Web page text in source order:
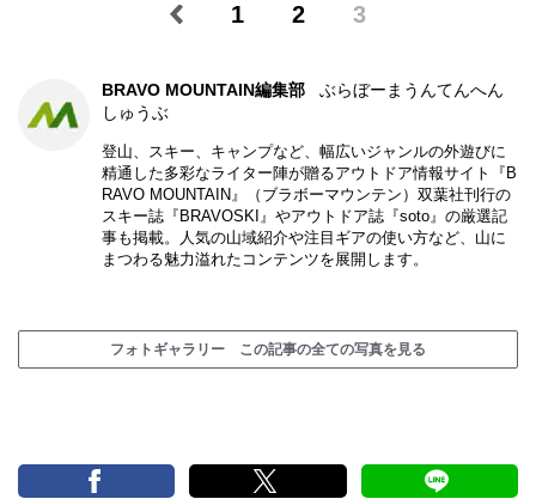
1 2 3
BRAVO MOUNTAIN編集部
ぶらぼーまうんてんへん
しゅうぶ
登山、スキー、キャンプなど、幅広いジャンルの外遊びに
精通した多彩なライター陣が贈るアウトドア情報サイト『B
RAVO MOUNTAIN』（ブラボーマウンテン）双葉社刊行の
スキー誌『BRAVOSKI』やアウトドア誌『soto』の厳選記
事も掲載。人気の山域紹介や注目ギアの使い方など、山に
まつわる魅力溢れたコンテンツを展開します。
フォトギャラリー この記事の全ての写真を見る